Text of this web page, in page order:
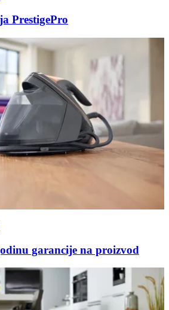
PrestigePro
garancije na proizvod